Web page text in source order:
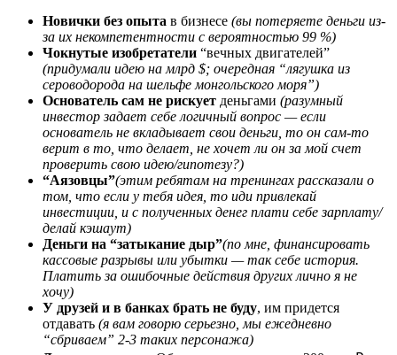
Новички без опыта в бизнесе (вы потеряете деньги из-
за их некомпетентности с вероятностью 99 %)
Чокнутые изобретатели “вечных двигателей”
(придумали идею на млрд $; очередная “лягушка из
сероводорода на шельфе монгольского моря”)
Основатель сам не рискует деньгами (разумный
инвестор задает себе логичный вопрос — если
основатель не вкладывает свои деньги, то он сам-то
верит в то, что делает, не хочет ли он за мой счет
проверить свою идею/гипотезу?)
“Аязовцы”(этим ребятам на тренингах рассказали о
том, что если у тебя идея, то иди привлекай
инвестиции, и с полученных денег плати себе зарплату/
делай кэшаут)
Деньги на “затыкание дыр”(по мне, финансировать
кассовые разрывы или убытки — так себе история.
Платить за ошибочные действия других лично я не
хочу)
У друзей и в банках брать не буду, им придется
отдавать (я вам говорю серьезно, мы ежедневно
“сбриваем” 2-3 таких персонажа)